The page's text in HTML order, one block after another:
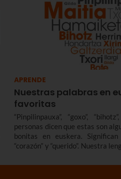
APRENDE
Nuestras palabras en
favoritas
“Pinpilinpauxa”, “goxo”,
personas dicen que estas son
bonitas en euskera. Significan
“corazón” y “querido”. Nuestra
ellas. Aquí encontrarás un